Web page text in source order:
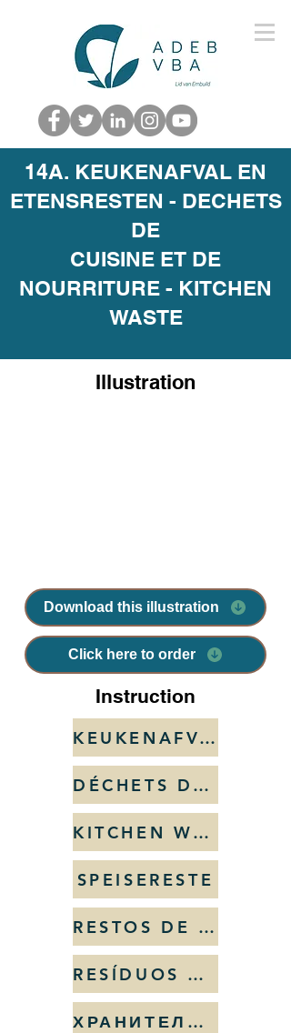
14A. KEUKENAFVAL EN
ETENSRESTEN - DECHETS
DE
CUISINE ET DE
NOURRITURE - KITCHEN
WASTE
Illustration
Download this illustration
Click here to order
Instruction
KEUKENAFVAL EN ETEN...
DÉCHETS DE CUISINE ET...
KITCHEN WASTE
SPEISERESTE
RESTOS DE COMIDA
RESÍDUOS ALIMENTARES
ХРАНИТЕЛНИ ОТПАДЪЦИ